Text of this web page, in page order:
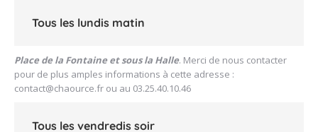
Tous les lundis matin
Place de la Fontaine et sous la Halle. Merci de nous contacter
pour de plus amples informations à cette adresse :
contact@chaource.fr ou au 03.25.40.10.46
Tous les vendredis soir